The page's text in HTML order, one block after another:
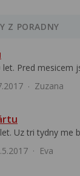
Z PORADNY
let. Pred mesicem
Zuzana
Uz tri tydny me
Eva